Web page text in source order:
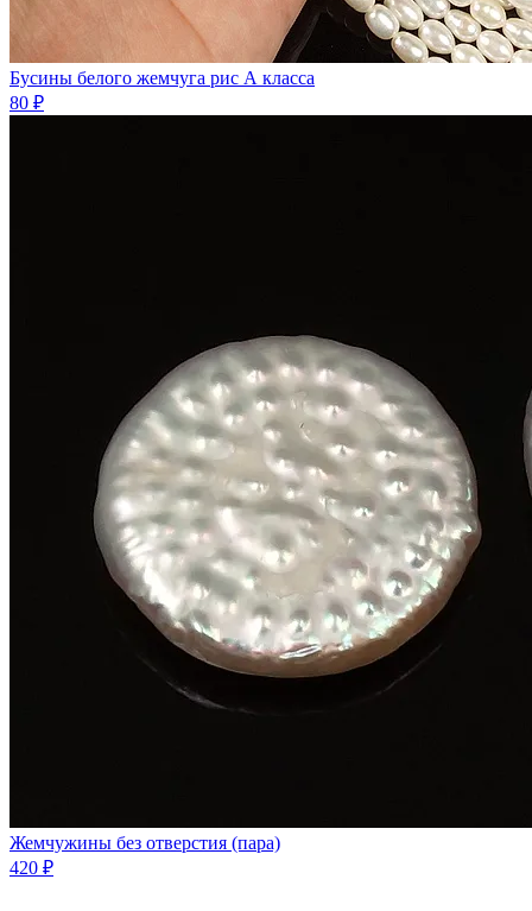
Бусины белого жемчуга рис А класса
80 ₽
Жемчужины без отверстия (пара)
420 ₽